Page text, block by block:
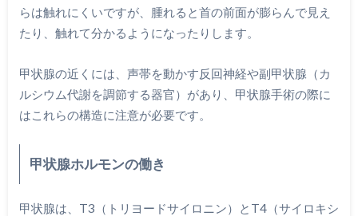
らは触れにくいですが、腫れると首の前面が膨らんで見え
たり、触れて分かるようになったりします。
甲状腺の近くには、声帯を動かす反回神経や副甲状腺（カ
ルシウム代謝を調節する器官）があり、甲状腺手術の際に
はこれらの構造に注意が必要です。
甲状腺ホルモンの働き
甲状腺は、T3（トリヨードサイロニン）とT4（サイロキシ